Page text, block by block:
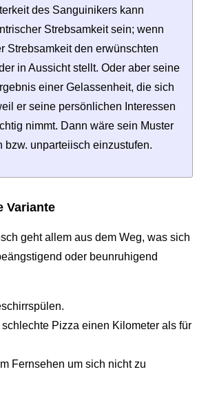
des Sanguinikers kann
Strebsamkeit sein; wenn
Strebsamkeit den erwünschten
in Aussicht stellt. Oder aber seine
einer Gelassenheit, die sich
er seine persönlichen Interessen
nimmt. Dann wäre sein Muster
bzw. unparteiisch einzustufen.
Variante
geht allem aus dem Weg, was sich
oder beunruhigend
Pizza einen Kilometer als für
Fernsehen um sich nicht zu